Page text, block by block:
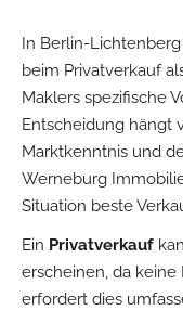
In Berlin-
beim Privatverkauf
Maklers spezifische
Entscheidung hängt
Marktkenntnis und
Werneburg
Situation beste
Ein Privatverkauf
erscheinen, da
erfordert dies